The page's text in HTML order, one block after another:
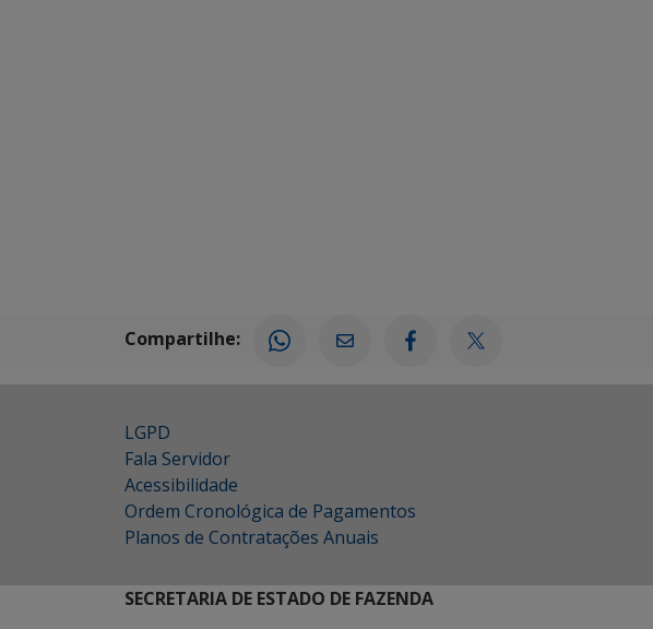
Compartilhe:
LGPD
Fala Servidor
Acessibilidade
Ordem Cronológica de Pagamentos
Planos de Contratações Anuais
SECRETARIA DE ESTADO DE FAZENDA